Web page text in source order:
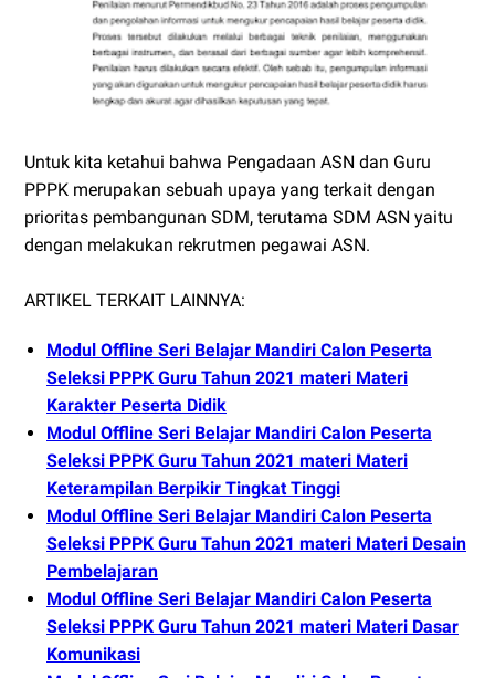
Untuk kita ketahui bahwa Pengadaan ASN dan Guru
PPPK merupakan sebuah upaya yang terkait dengan
prioritas pembangunan SDM, terutama SDM ASN yaitu
dengan melakukan rekrutmen pegawai ASN.
ARTIKEL TERKAIT LAINNYA:
Modul Offline Seri Belajar Mandiri Calon Peserta
Seleksi PPPK Guru Tahun 2021 materi Materi
Karakter Peserta Didik
Modul Offline Seri Belajar Mandiri Calon Peserta
Seleksi PPPK Guru Tahun 2021 materi Materi
Keterampilan Berpikir Tingkat Tinggi
Modul Offline Seri Belajar Mandiri Calon Peserta
Seleksi PPPK Guru Tahun 2021 materi Materi Desain
Pembelajaran
Modul Offline Seri Belajar Mandiri Calon Peserta
Seleksi PPPK Guru Tahun 2021 materi Materi Dasar
Komunikasi